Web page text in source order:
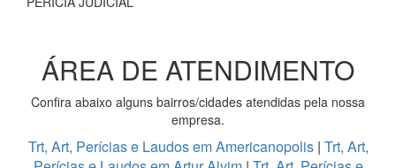
ÁREA DE ATENDIMENTO
Confira abaixo alguns bairros/cidades atendidas pela nossa
empresa.
Trt, Art, Perícias e Laudos em Americanopolis | Trt, Art,